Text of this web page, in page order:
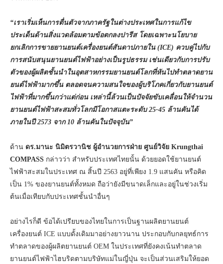
“เราเริ่มเห็นการตื่นตัวจากภาครัฐในต่างประเทศในการแก้ไข
ประเด็นด้านสิ่งแวดล้อมตามข้อตกลงปารีส โดยเฉพาะนโยบาย
ยกเลิกการขายยานยนต์เครื่องยนต์สันดาปภายใน (ICE) ควบคู่ไปกับ
การสนับสนุนยานยนต์ไฟฟ้าอย่างเป็นรูปธรรม เช่นเดียวกับการปรับ
ตัวของผู้ผลิตชั้นนำในอุตสาหกรรมยานยนต์โลกที่หันไปทำตลาดยาน
ยนต์ไฟฟ้ามากขึ้น ตลอดจนความสนใจของผู้บริโภคเกี่ยวกับยานยนต์
ไฟฟ้าที่มากขึ้นกว่าแต่ก่อน เหล่านี้ล้วนเป็นปัจจัยขับเคลื่อนให้จำนวน
ยานยนต์ไฟฟ้าสะสมทั่วโลกมีโอกาสแตะระดับ 25-45 ล้านคันได้
ภายในปี 2573 จาก 10 ล้านคันในปัจจุบัน”
ด้าน ดร.มานะ นิมิตรวานิช ผู้อำนวยการฝ่าย ศูนย์วิจัย Krungthai
COMPASS กล่าวว่า สำหรับประเทศไทยนั้น ด้วยยอดใช้ยานยนต์
ไฟฟ้าสะสมในประเทศ ณ สิ้นปี 2563 อยู่ที่เพียง 1.9 แสนคัน หรือคิด
เป็น 1% ของยานยนต์ทั้งหมด ถือว่ายังมีขนาดเล็กและอยู่ในช่วงเริ่ม
ต้นเมื่อเทียบกับประเทศชั้นนำอื่นๆ
อย่างไรก็ดี ข้อได้เปรียบของไทยในการเป็นฐานผลิตยานยนต์
เครื่องยนต์ ICE แบบดั้งเดิมมาอย่างยาวนาน ประกอบกับกลยุทธ์การ
ทำตลาดของผู้ผลิตยานยนต์ OEM ในประเทศที่ยังคงเน้นทำตลาด
ยานยนต์ไฟฟ้าไฮบริดตามบริษัทแม่ในญี่ปุ่น จะเป็นส่วนเสริมให้ยอด